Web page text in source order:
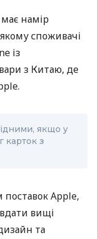
намір
споживачі
із
з Китаю, де
якщо у
карток з
Apple,
вищі
та